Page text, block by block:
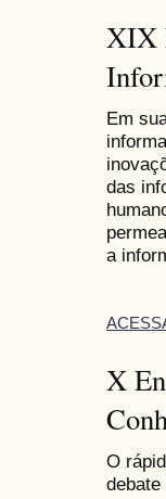
XIX
Em
das
a
X
O